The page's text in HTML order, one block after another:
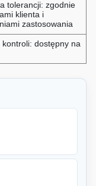
tolerancji: zgodnie
klienta i
zastosowania
kontroli: dostępny na